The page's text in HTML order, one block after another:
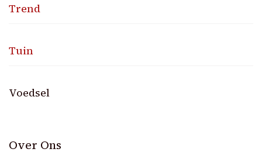
Trend
Tuin
Voedsel
Over Ons